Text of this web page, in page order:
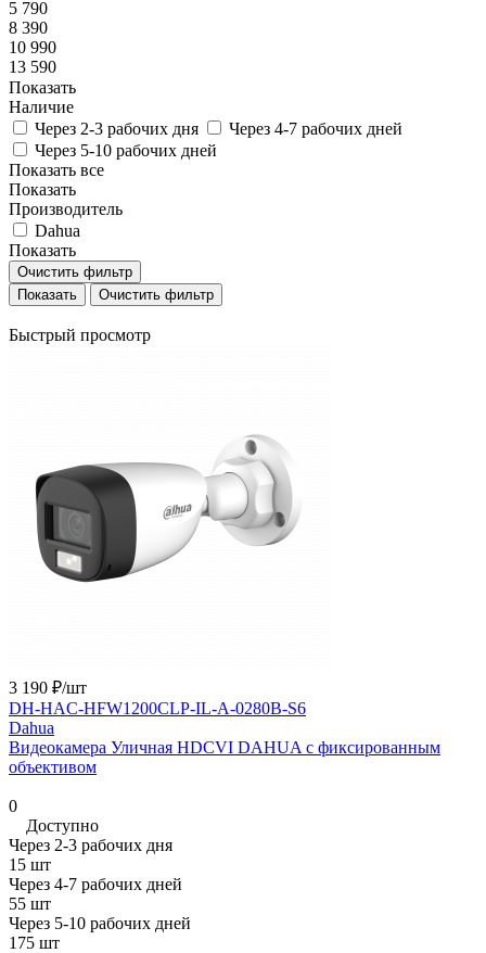
5 790
8 390
10 990
13 590
Показать
Наличие
Через 2-3 рабочих дня
Через 4-7 рабочих дней
Через 5-10 рабочих дней
Показать все
Показать
Производитель
Dahua
Показать
Очистить фильтр
Очистить фильтр
Быстрый просмотр
3 190 ₽/шт
DH-HAC-HFW1200CLP-IL-A-0280B-S6
Dahua
Видеокамера Уличная HDCVI DAHUA с фиксированным
объективом
0
Доступно
Через 2-3 рабочих дня
15 шт
Через 4-7 рабочих дней
55 шт
Через 5-10 рабочих дней
175 шт